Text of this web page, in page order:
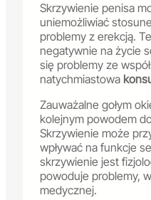
Skrzywienie penisa
uniemożliwiać
problemy z erekcją.
negatywnie na życie
się problemy ze
natychmiastowa
Zauważalne gołym
kolejnym powodem
Skrzywienie może
wpływać na funkcje
skrzywienie jest
powoduje problemy,
medycznej.